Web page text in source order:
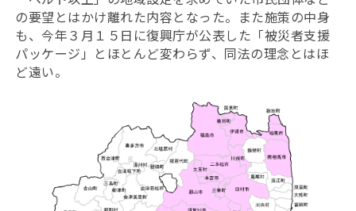
の要望とはかけ離れた内容となった。また施策の中身
も、今年３月１５日に復興庁が公表した「被災者支援
パッケージ」とほとんど変わらず、同法の理念とはほ
ど遠い。